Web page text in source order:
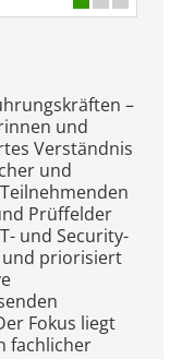
–
und
Verständnis
und
Prüffelder
und Security-
und priorisiert
Fokus liegt
fachlicher